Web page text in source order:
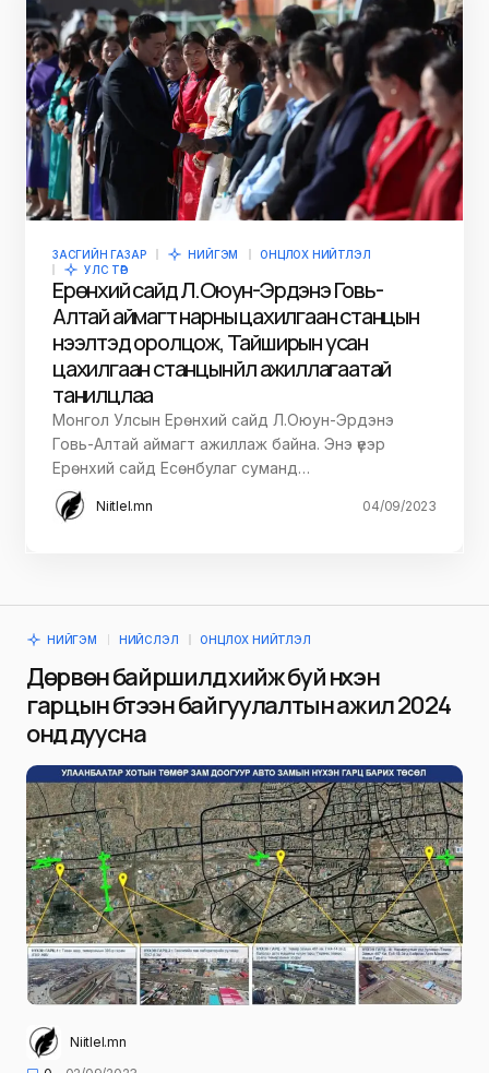
ЗАСГИЙН ГАЗАР НИЙГЭМ
ОНЦЛОХ НИЙТЛЭЛ
УЛС ТӨР
Ерөнхий сайд Л.Оюун-Эрдэнэ Говь-
Алтай аймагт нарны цахилгаан станцын
нээлтэд оролцож, Тайширын усан
цахилгаан станцын үйл ажиллагаатай
танилцлаа
Монгол Улсын Ерөнхий сайд Л.Оюун-Эрдэнэ
Говь-Алтай аймагт ажиллаж байна. Энэ үеэр
Ерөнхий сайд Есөнбулаг суманд…
Niitlel.mn 04/09/2023
НИЙГЭМ НИЙСЛЭЛ ОНЦЛОХ НИЙТЛЭЛ
Дөрвөн байршилд хийж буй нүхэн
гарцын бүтээн байгуулалтын ажил 2024
онд дуусна
Niitlel.mn